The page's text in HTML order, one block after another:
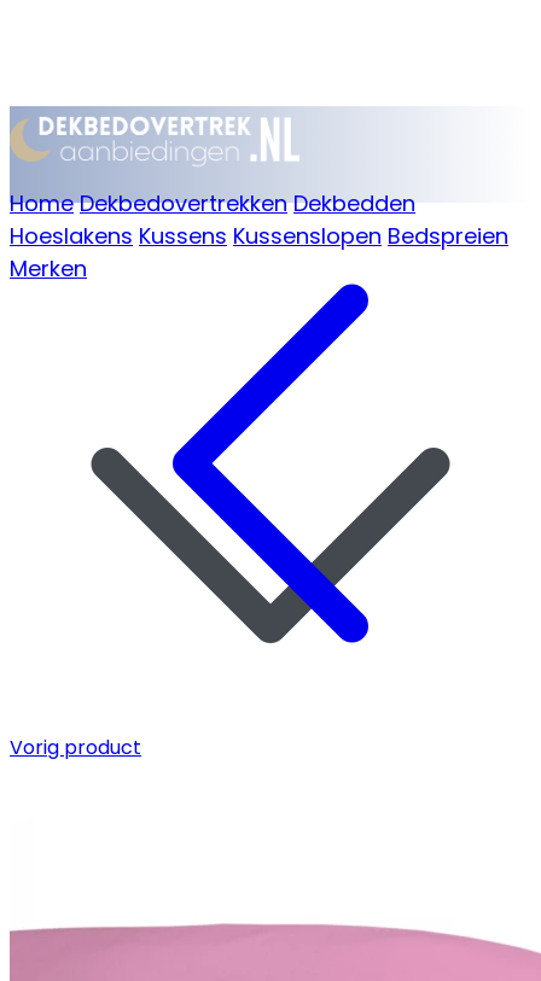
Home Dekbedovertrekken Dekbedden
Hoeslakens Kussens Kussenslopen Bedspreien
Merken
Vorig product